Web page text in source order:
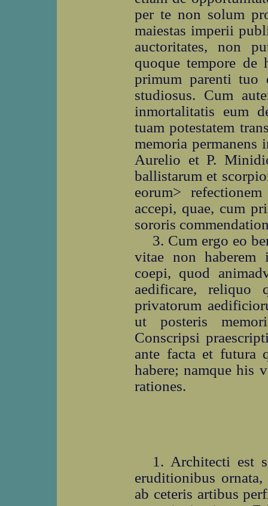
per te non solum
maiestas imperii
auctoritates, non
quoque tempore de
primum parenti tuo
studiosus. Cum
inmortalitatis eum
tuam potestatem
memoria
Aurelio et P.
ballistarum et
eorum>
accepi, quae, cum
sororis
3. Cum ergo eo
vitae non haberem
coepi, quod
aedificare, reliquo
privatorum
ut posteris
Conscripsi
ante facta et futura
habere; namque his
rationes.
1. Architecti est
eruditionibus
ab ceteris artibus